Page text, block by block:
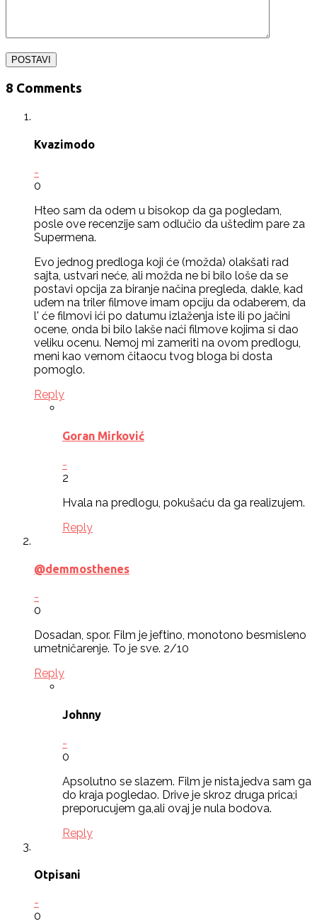
8 Comments
Kvazimodo
-
0
Hteo sam da odem u bisokop da ga pogledam,
posle ove recenzije sam odlučio da uštedim pare za
Supermena.
Evo jednog predloga koji će (možda) olakšati rad
sajta, ustvari neće, ali možda ne bi bilo loše da se
postavi opcija za biranje načina pregleda, dakle, kad
uđem na triler filmove imam opciju da odaberem, da
l' će filmovi ići po datumu izlaženja iste ili po jačini
ocene, onda bi bilo lakše naći filmove kojima si dao
veliku ocenu. Nemoj mi zameriti na ovom predlogu,
meni kao vernom čitaocu tvog bloga bi dosta
pomoglo.
Reply
Goran Mirković
-
2
Hvala na predlogu, pokušaću da ga realizujem.
Reply
@demmosthenes
-
0
Dosadan, spor. Film je jeftino, monotono besmisleno
umetničarenje. To je sve. 2/10
Reply
Johnny
-
0
Apsolutno se slazem. Film je nista,jedva sam ga
do kraja pogledao. Drive je skroz druga prica;i
preporucujem ga,ali ovaj je nula bodova.
Reply
Otpisani
-
0